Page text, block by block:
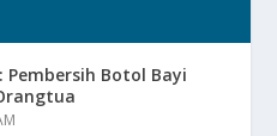
Pembersih Botol Bayi